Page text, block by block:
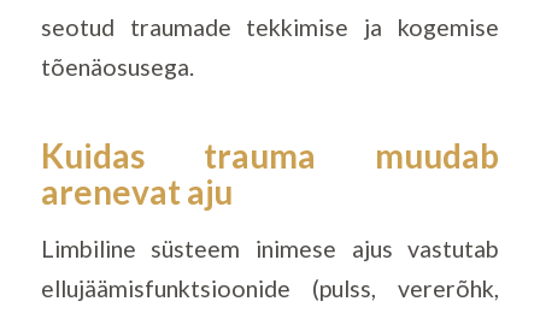
seotud traumade tekkimise ja kogemise
tõenäosusega.
Kuidas trauma muudab
arenevat aju
Limbiline süsteem inimese ajus vastutab
ellujäämisfunktsioonide (pulss, vererõhk,